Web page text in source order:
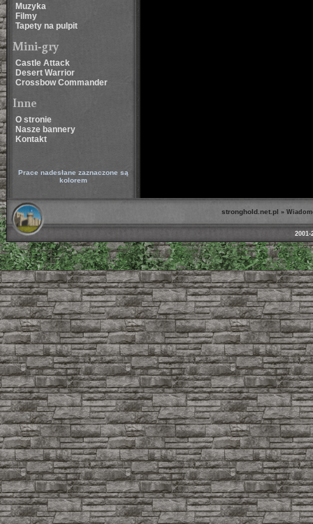
Muzyka
Filmy
Tapety na pulpit
Mini-gry
Castle Attack
Desert Warrior
Crossbow Commander
Inne
O stronie
Nasze bannery
Kontakt
Prace nadesłane zaznaczone są
kolorem
stronghold.net.pl »